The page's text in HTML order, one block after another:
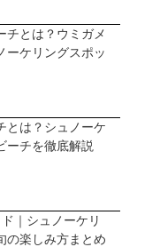
チとは？ウミガメ
ーケリングスポッ
とは？シュノーケ
ーチを徹底解説
｜シュノーケリ
の楽しみ方まとめ